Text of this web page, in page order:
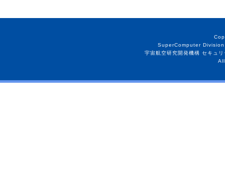
SuperComputer
宇宙航空研究開発機構 セキュ